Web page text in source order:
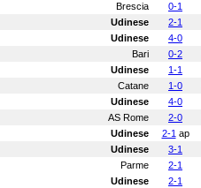
Brescia 0-1
Udinese 2-1
Udinese 4-0
Bari 0-2
Udinese 1-1
Catane 1-0
Udinese 4-0
AS Rome 2-0
Udinese 2-1 ap
Udinese 3-1
Parme 2-1
Udinese 2-1